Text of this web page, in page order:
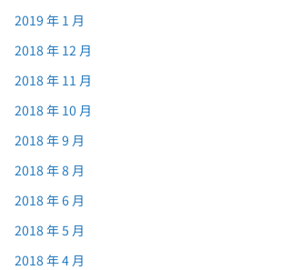
2019 年 1 月
2018 年 12 月
2018 年 11 月
2018 年 10 月
2018 年 9 月
2018 年 8 月
2018 年 6 月
2018 年 5 月
2018 年 4 月